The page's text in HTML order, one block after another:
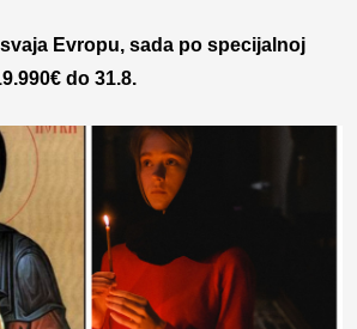
Evropu, sada po specijalnoj
do 31.8.